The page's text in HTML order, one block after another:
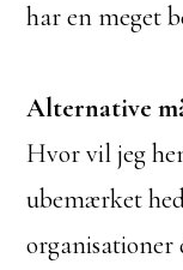
har en meget
Alternative
Hvor vil jeg
ubemærket